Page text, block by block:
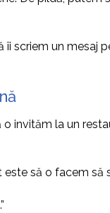
scriem un mesaj
invităm la un
să o facem să